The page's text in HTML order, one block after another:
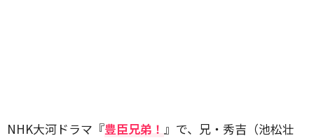
NHK大河ドラマ『豊臣兄弟！ 』で、兄・秀吉（池松壮